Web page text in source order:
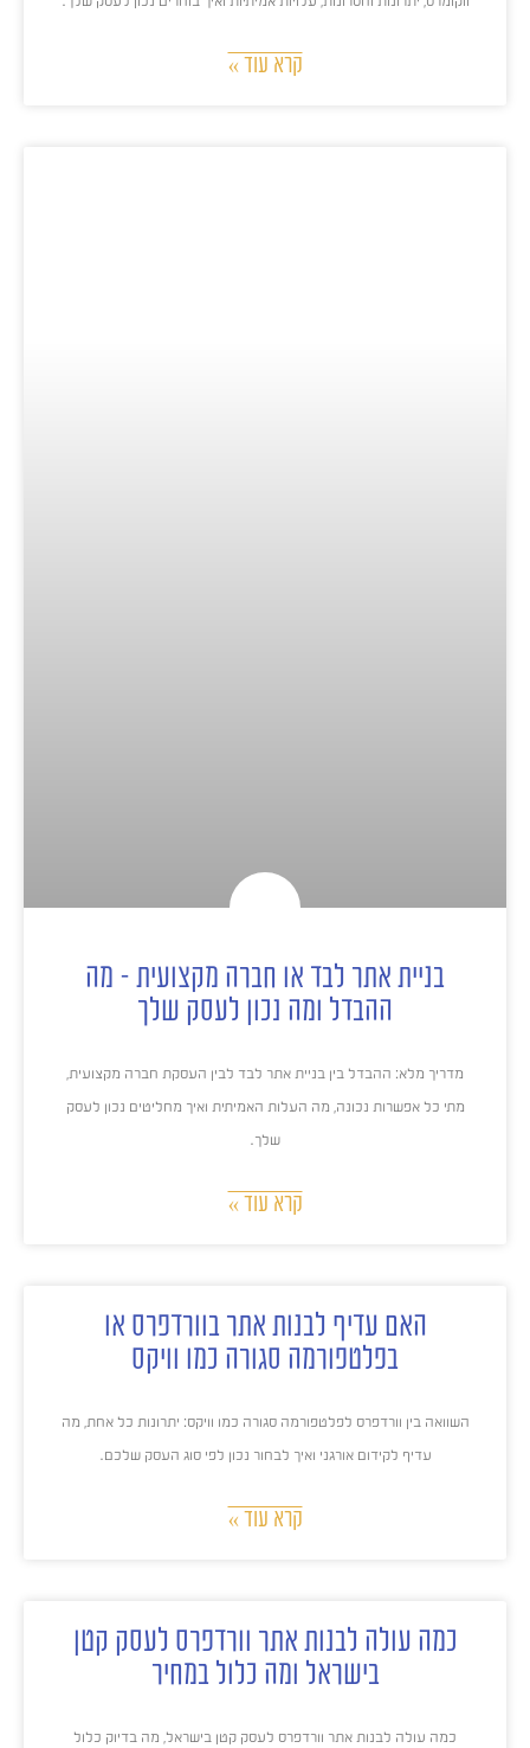
קרא עוד »
בניית אתר לבד או חברה מקצועית – מה
ההבדל ומה נכון לעסק שלך
מדריך מלא: ההבדל בין בניית אתר לבד לבין העסקת חברה מקצועית,
מתי כל אפשרות נכונה, מה העלות האמיתית ואיך מחליטים נכון לעסק
שלך.
קרא עוד »
האם עדיף לבנות אתר בוורדפרס או
בפלטפורמה סגורה כמו וויקס
השוואה בין וורדפרס לפלטפורמה סגורה כמו וויקס: יתרונות כל אחת, מה
עדיף לקידום אורגני ואיך לבחור נכון לפי סוג העסק שלכם.
קרא עוד »
כמה עולה לבנות אתר וורדפרס לעסק קטן
בישראל ומה כלול במחיר
כמה עולה לבנות אתר וורדפרס לעסק קטן בישראל, מה בדיוק כלול